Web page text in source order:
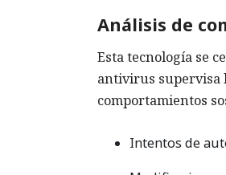
Análisis de
Esta tecnología se
antivirus supervisa
comportamientos
Intentos de